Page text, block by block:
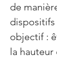
de
dispositifs
objectif :
la